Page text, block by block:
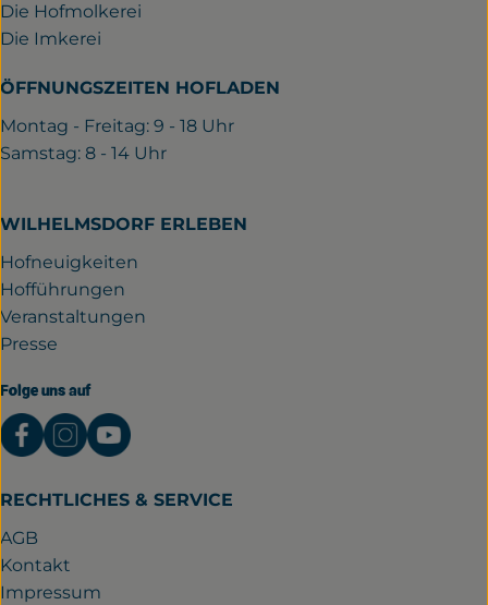
Die Hofmolkerei
Die Imkerei
ÖFFNUNGSZEITEN HOFLADEN
Montag - Freitag: 9 - 18 Uhr
Samstag: 8 - 14 Uhr
WILHELMSDORF ERLEBEN
Hofneuigkeiten
Hofführungen
Veranstaltungen
Presse
Folge uns auf
Externer Link zu https://www.facebook.com/
Externer Link zu https://
Externer Link zu https://
RECHTLICHES & SERVICE
AGB
Kontakt
Impressum